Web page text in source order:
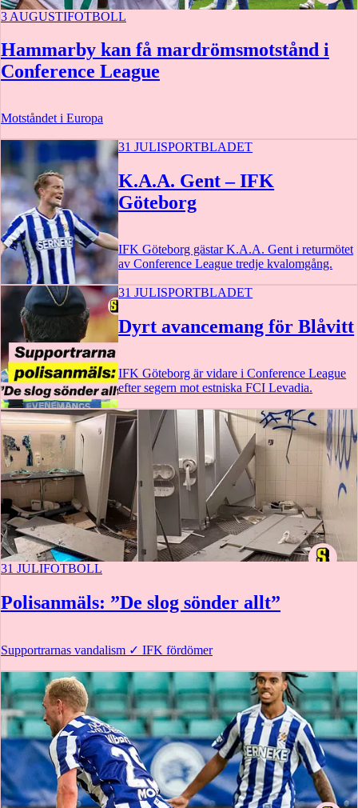
3 AUGUSTIFOTBOLL
Hammarby kan få mardrömsmotstånd i
Conference League
Motståndet i Europa
13 augusti
31 JULISPORTBLADET
K.A.A. Gent – IFK
Göteborg
IFK Göteborg gästar K.A.A. Gent i returmötet
av Conference League tredje kvalomgång.
0:28
31 JULISPORTBLADET
Dyrt avancemang för Blåvitt
IFK Göteborg är vidare i Conference League
efter segern mot estniska FCI Levadia.
31 JULIFOTBOLL
Polisanmäls: ”De slog sönder allt”
Supportrarnas vandalism ✓ IFK fördömer